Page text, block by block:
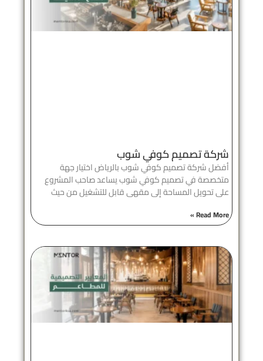
شركة تصميم كوفي شوب
أفضل شركة تصميم كوفي شوب بالرياض اختيار جهة
متخصصة في تصميم كوفي شوب يساعد صاحب المشروع
على تحويل المساحة إلى مقهى قابل للتشغيل من حيث
Read More »